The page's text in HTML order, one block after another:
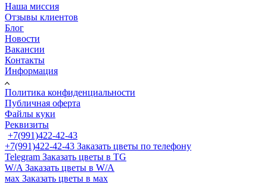
Наша миссия
Отзывы клиентов
Блог
Новости
Вакансии
Контакты
Информация
Политика конфиденциальности
Публичная оферта
Файлы куки
Реквизиты
+7(991)422-42-43
+7(991)422-42-43 Заказать цветы по телефону
Telegram Заказать цветы в TG
W/A Заказать цветы в W/A
мах Заказать цветы в мах